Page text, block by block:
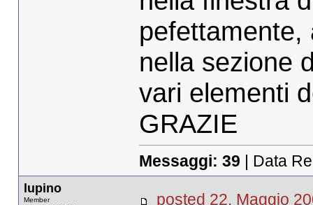
pefettamente,
nella sezione
vari elementi
GRAZIE
Messaggi: 39 | Data
lupino
Member
posted 22. Maggio